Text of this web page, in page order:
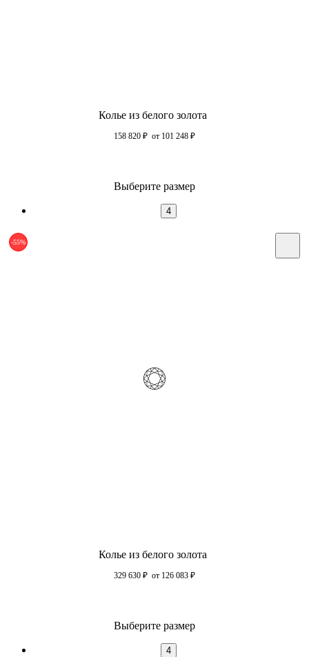
Колье из белого золота
158 820 ₽ от 101 248 ₽
Выберите размер
4
-55%
Колье из белого золота
329 630 ₽ от 126 083 ₽
Выберите размер
4